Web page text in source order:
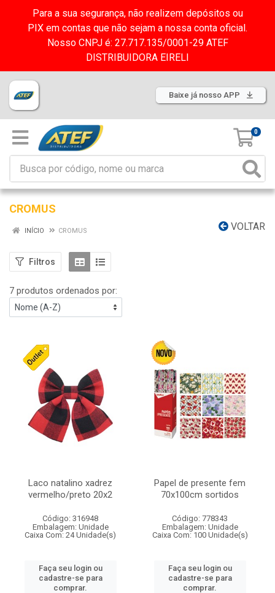
Para a sua segurança, não realizem depósitos ou
PIX em contas que não sejam a nossa conta oficial.
Nosso CNPJ é: 27.717.135/0001-29 ATEF
DISTRIBUIDORA EIRELI
Baixe já nosso APP
0
CROMUS
VOLTAR
INÍCIO CROMUS
Filtros
7 produtos ordenados por:
Laco natalino xadrez
vermelho/preto 20x2
Código: 316948
Embalagem: Unidade
Caixa Com: 24 Unidade(s)
Faça seu login ou
cadastre-se para
comprar.
Papel de presente fem
70x100cm sortidos
Código: 778343
Embalagem: Unidade
Caixa Com: 100 Unidade(s)
Faça seu login ou
cadastre-se para
comprar.